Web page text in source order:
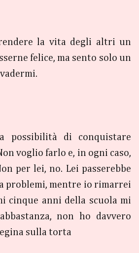
la vita degli altri un
felice, ma sento solo un
possibilità di conquistare
voglio farlo e, in ogni caso,
per lei, no. Lei passerebbe
problemi, mentre io rimarrei
cinque anni della scuola mi
non ho davvero
sulla torta